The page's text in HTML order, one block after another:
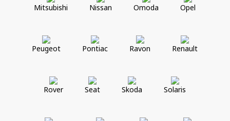
Mitsubishi Nissan Omoda Opel
Peugeot Pontiac Ravon Renault
Rover Seat Skoda Solaris